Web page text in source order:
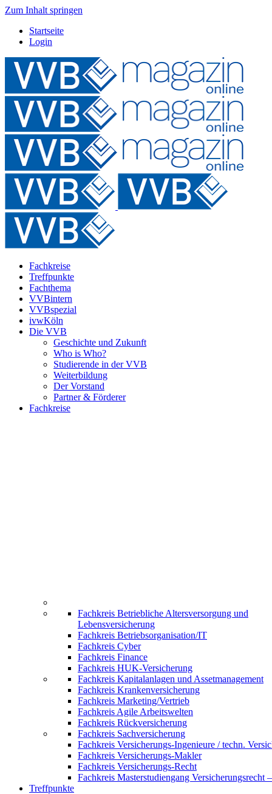
Zum Inhalt springen
Startseite
Login
Fachkreise
Treffpunkte
Fachthema
VVBintern
VVBspezial
ivwKöln
Die VVB
Geschichte und Zukunft
Who is Who?
Studierende in der VVB
Weiterbildung
Der Vorstand
Partner & Förderer
Fachkreise
Fachkreis Betriebliche Altersversorgung und
Lebensversicherung
Fachkreis Betriebsorganisation/IT
Fachkreis Cyber
Fachkreis Finance
Fachkreis HUK-Versicherung
Fachkreis Kapitalanlagen und Assetmanagement
Fachkreis Krankenversicherung
Fachkreis Marketing/Vertrieb
Fachkreis Agile Arbeitswelten
Fachkreis Rückversicherung
Fachkreis Sachversicherung
Fachkreis Versicherungs-Ingenieure / techn.
Fachkreis Versicherungs-Makler
Fachkreis Versicherungs-Recht
Fachkreis Masterstudiengang Versicherungsrecht
Treffpunkte